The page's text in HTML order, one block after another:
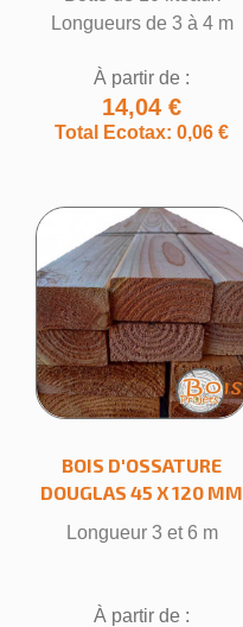
Longueurs de 3 à 4 m
À partir de :
14,04 €
Total Ecotax: 0,06 €
BOIS D'OSSATURE
DOUGLAS 45 X 120 MM
Longueur 3 et 6 m
À partir de :